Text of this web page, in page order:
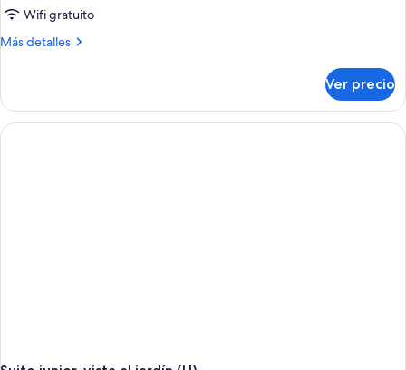
Wifi gratuito
Más detalles
Más
junior
(B2C-
CA)
Ver precio